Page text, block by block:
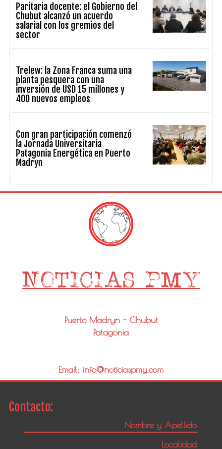
Paritaria docente: el Gobierno del
Chubut alcanzó un acuerdo
salarial con los gremios del
sector
Trelew: la Zona Franca suma una
planta pesquera con una
inversión de USD 15 millones y
400 nuevos empleos
Con gran participación comenzó
la Jornada Universitaria
Patagonia Energética en Puerto
Madryn
Puerto Madryn - Chubut
Patagonia
Email: info@noticiaspmy.com
Contacto: